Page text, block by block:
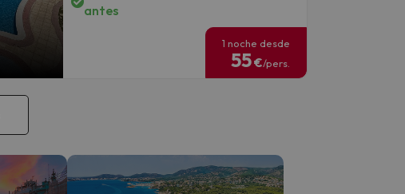
antes
1 noche desde
55€/pers.